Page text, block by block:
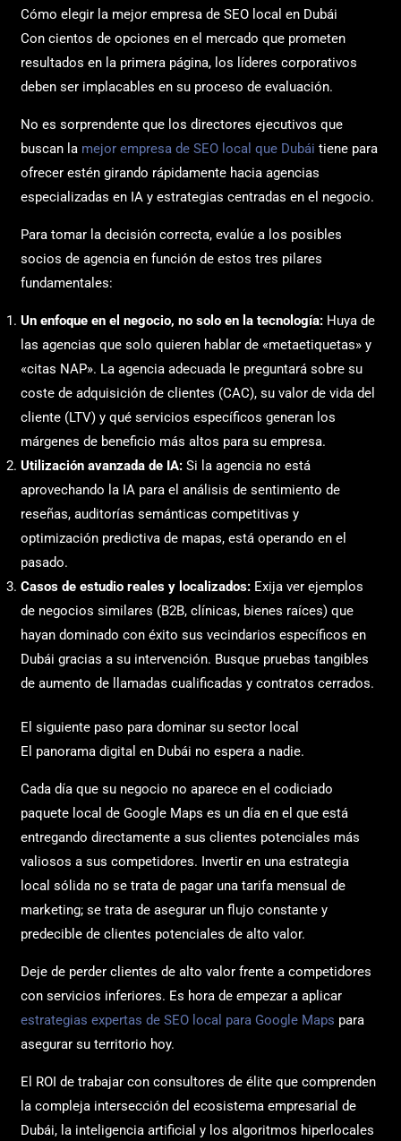
Cómo elegir la mejor empresa de SEO local en Dubái
Con cientos de opciones en el mercado que prometen
resultados en la primera página, los líderes corporativos
deben ser implacables en su proceso de evaluación.
No es sorprendente que los directores ejecutivos que
buscan la mejor empresa de SEO local que Dubái tiene para
ofrecer estén girando rápidamente hacia agencias
especializadas en IA y estrategias centradas en el negocio.
Para tomar la decisión correcta, evalúe a los posibles
socios de agencia en función de estos tres pilares
fundamentales:
Un enfoque en el negocio, no solo en la tecnología: Huya de
las agencias que solo quieren hablar de «metaetiquetas» y
«citas NAP». La agencia adecuada le preguntará sobre su
coste de adquisición de clientes (CAC), su valor de vida del
cliente (LTV) y qué servicios específicos generan los
márgenes de beneficio más altos para su empresa.
Utilización avanzada de IA: Si la agencia no está
aprovechando la IA para el análisis de sentimiento de
reseñas, auditorías semánticas competitivas y
optimización predictiva de mapas, está operando en el
pasado.
Casos de estudio reales y localizados: Exija ver ejemplos
de negocios similares (B2B, clínicas, bienes raíces) que
hayan dominado con éxito sus vecindarios específicos en
Dubái gracias a su intervención. Busque pruebas tangibles
de aumento de llamadas cualificadas y contratos cerrados.
El siguiente paso para dominar su sector local
El panorama digital en Dubái no espera a nadie.
Cada día que su negocio no aparece en el codiciado
paquete local de Google Maps es un día en el que está
entregando directamente a sus clientes potenciales más
valiosos a sus competidores. Invertir en una estrategia
local sólida no se trata de pagar una tarifa mensual de
marketing; se trata de asegurar un flujo constante y
predecible de clientes potenciales de alto valor.
Deje de perder clientes de alto valor frente a competidores
con servicios inferiores. Es hora de empezar a aplicar
estrategias expertas de SEO local para Google Maps para
asegurar su territorio hoy.
El ROI de trabajar con consultores de élite que comprenden
la compleja intersección del ecosistema empresarial de
Dubái, la inteligencia artificial y los algoritmos hiperlocales